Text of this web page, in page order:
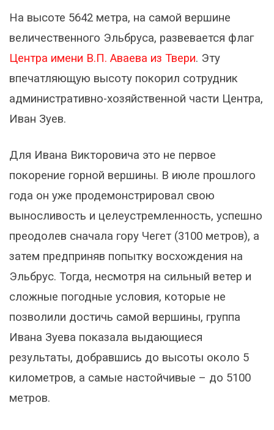
На высоте 5642 метра, на самой вершине
величественного Эльбруса, развевается флаг
Центра имени В.П. Аваева из Твери. Эту
впечатляющую высоту покорил сотрудник
административно-хозяйственной части Центра,
Иван Зуев.
Для Ивана Викторовича это не первое
покорение горной вершины. В июле прошлого
года он уже продемонстрировал свою
выносливость и целеустремленность, успешно
преодолев сначала гору Чегет (3100 метров), а
затем предприняв попытку восхождения на
Эльбрус. Тогда, несмотря на сильный ветер и
сложные погодные условия, которые не
позволили достичь самой вершины, группа
Ивана Зуева показала выдающиеся
результаты, добравшись до высоты около 5
километров, а самые настойчивые – до 5100
метров.